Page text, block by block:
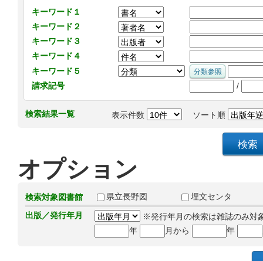
キーワード１
キーワード２
キーワード３
キーワード４
キーワード５
請求記号
/
検索結果一覧 表示件数 ソート順
オプション
検索対象図書館 県立長野図
埋文センタ
出版／発行年月
※発行年月の検索は雑誌のみ対
年
月から 年